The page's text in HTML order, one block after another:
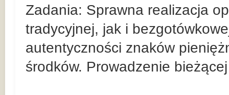
Zadania: Sprawna realizacja
tradycyjnej, jak i
autentyczności znaków
środków. Prowadzenie